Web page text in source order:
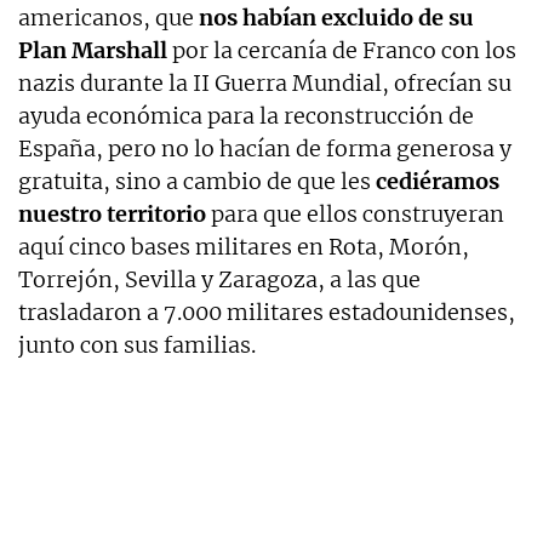
americanos, que nos habían excluido de su
Plan Marshallpor la cercanía de Franco con los
nazis durante la II Guerra Mundial, ofrecían su
ayuda económica para la reconstrucción de
España, pero no lo hacían de forma generosa y
gratuita, sino a cambio de que les cediéramos
nuestro territoriopara que ellos construyeran
aquí cinco bases militares en Rota, Morón,
Torrejón, Sevilla y Zaragoza, a las que
trasladaron a 7.000 militares estadounidenses,
junto con sus familias.